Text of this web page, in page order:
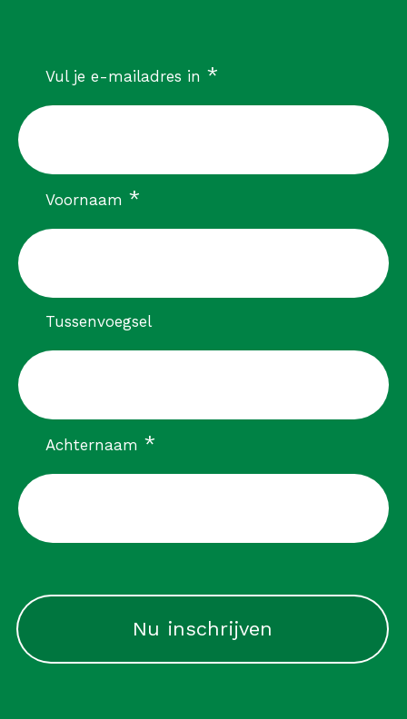
Vul je e-mailadres in *verplicht
Voornaam *verplicht
Tussenvoegsel
Achternaam *verplicht